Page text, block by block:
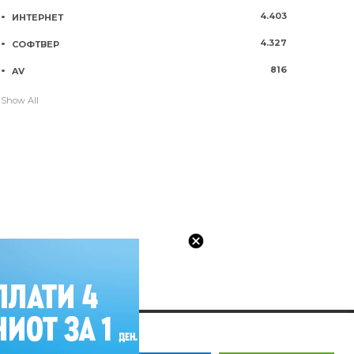
ИНТЕРНЕТ 4.403
СОФТВЕР 4.327
AV 816
Show All